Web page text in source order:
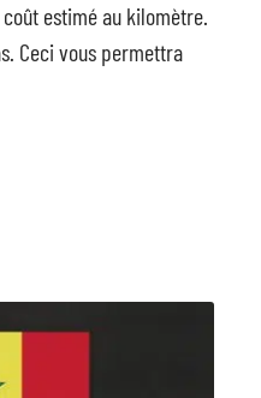
estimé au kilomètre.
Ceci vous permettra